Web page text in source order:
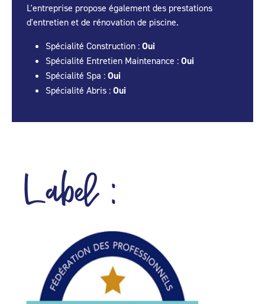
L'entreprise propose également des prestations
d'entretien et de rénovation de piscine.
Spécialité Construction : Oui
Spécialité Entretien Maintenance : Oui
Spécialité Spa : Oui
Spécialité Abris : Oui
Label :